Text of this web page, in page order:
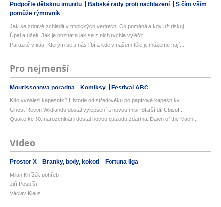
Podpořte dětskou imunitu Babské rady proti nachlazení
S čím vším
pomůže rýmovník
Jak se zdravě zchladit v tropických vedrech: Co pomáhá a kdy už riskuj...
Úpal a úžeh: Jak je poznat a jak se z nich rychle vyléčit
Parazité v nás: Kterým se u nás líbí a kde v našem těle je můžeme nají...
Pro nejmenší
Mourissonova poradna Komiksy Festival ABC
Kdo vynalezl kapesník? Historie od středověku po papírové kapesníky
Ghost Recon Wildlands dostal vylepšení a novou misi. Starší díl Ubisof...
Quake ke 30. narozeninám dostal novou epizodu zdarma. Dawn of the Mach...
Video
Prostor X Branky, body, kokoti Fortuna liga
Milan Knížák pohřeb
Jiří Pospíšil
Václav Klaus